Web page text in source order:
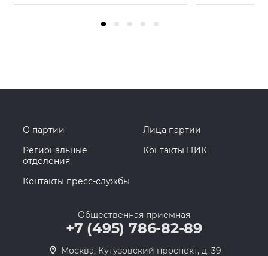
О партии
Лица партии
Региональные
отделения
Контакты ЦИК
Контакты пресс-службы
Общественная приемная
+7 (495) 786-82-89
Москва, Кутузовский проспект, д. 39